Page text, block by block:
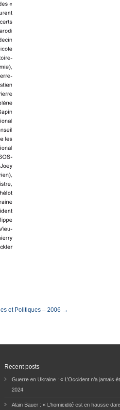
et Politiques – 2006 →
Recent posts
Guerre en Ukraine : « L’Occident n’a jamais
2024
Alain Bauer : « L’homicidité est en hausse